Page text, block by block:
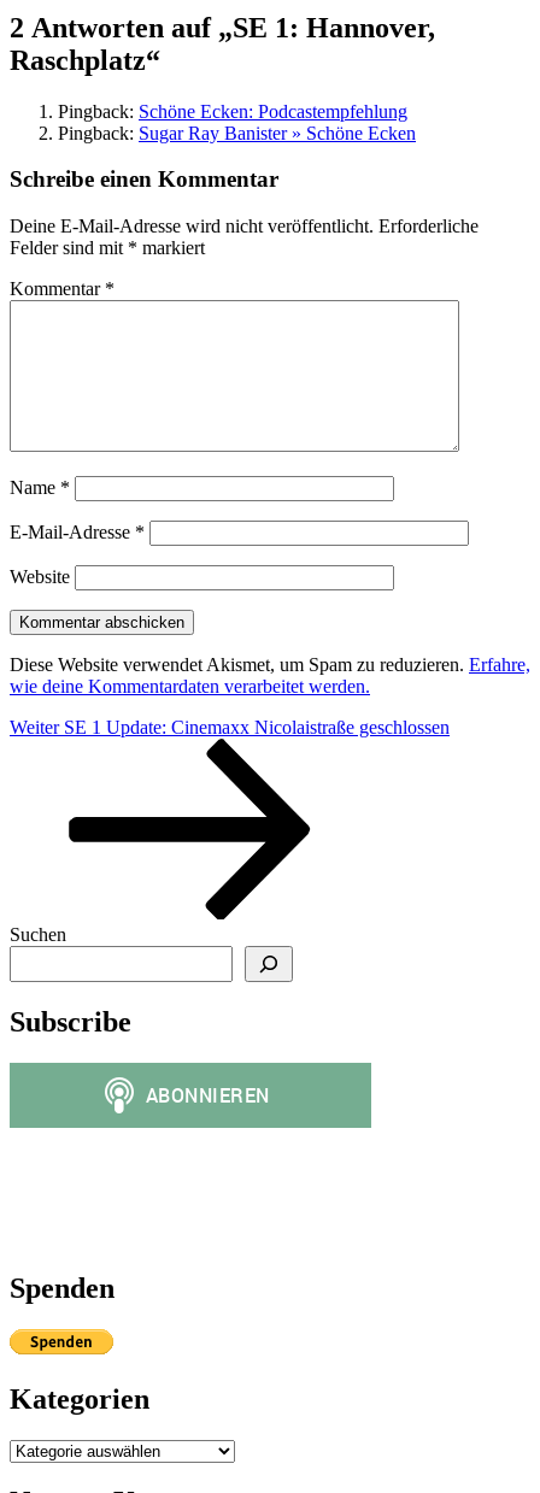
2 Antworten auf „SE 1: Hannover,
Raschplatz“
Pingback: Schöne Ecken: Podcastempfehlung
Pingback: Sugar Ray Banister » Schöne Ecken
Schreibe einen Kommentar
Deine E-Mail-Adresse wird nicht veröffentlicht. Erforderliche
Felder sind mit * markiert
Kommentar *
Name *
E-Mail-Adresse *
Website
Diese Website verwendet Akismet, um Spam zu reduzieren. Erfahre,
wie deine Kommentardaten verarbeitet werden.
Beitragsnavigation
Nächster
Weiter SE 1 Update: Cinemaxx Nicolaistraße geschlossen
Suchen
Subscribe
Spenden
Kategorien
Kategorien